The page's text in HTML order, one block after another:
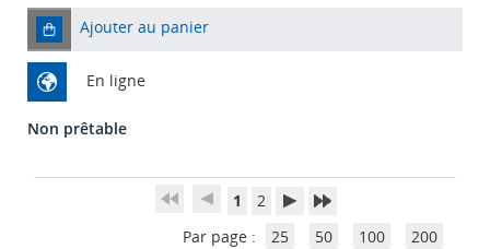
Ajouter au panier
En ligne
Non prêtable
1
2
Par page :
25 50 100 200